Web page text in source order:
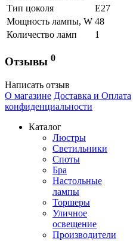
Тип цоколя
Е27
Мощность лампы, W 48
Количество ламп
1
Отзывы 0
Написать отзыв
О магазине Доставка и Оплата
конфиденциальности
Каталог
Люстры
Светильники
Споты
Бра
Настольные
лампы
Торшеры
Уличное
освещение
Производители